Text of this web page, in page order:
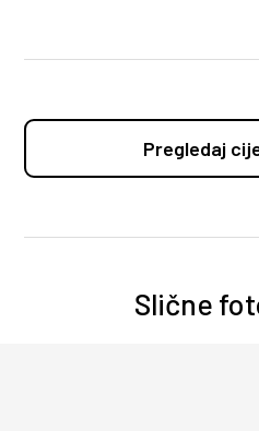
Pregledaj
Slične